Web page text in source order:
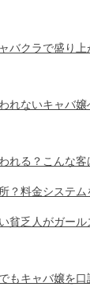
バクラで盛り
れないキャバ
れる？こんな
？料金システム
貧乏人がガー
もキャバ嬢を